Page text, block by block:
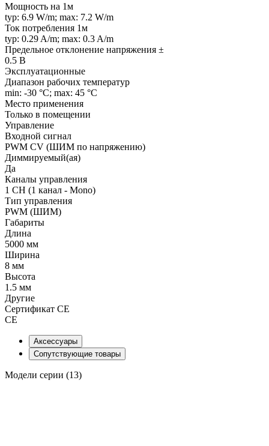
Мощность на 1м
typ: 6.9 W/m; max: 7.2 W/m
Ток потребления 1м
typ: 0.29 A/m; max: 0.3 A/m
Предельное отклонение напряжения ±
0.5 В
Эксплуатационные
Диапазон рабочих температур
min: -30 °C; max: 45 °C
Место применения
Только в помещении
Управление
Входной сигнал
PWM СV (ШИМ по напряжению)
Диммируемый(ая)
Да
Каналы управления
1 CH (1 канал - Mono)
Тип управления
PWM (ШИМ)
Габариты
Длина
5000 мм
Ширина
8 мм
Высота
1.5 мм
Другие
Сертификат CE
CE
Аксессуары
Сопутствующие товары
Модели серии (13)